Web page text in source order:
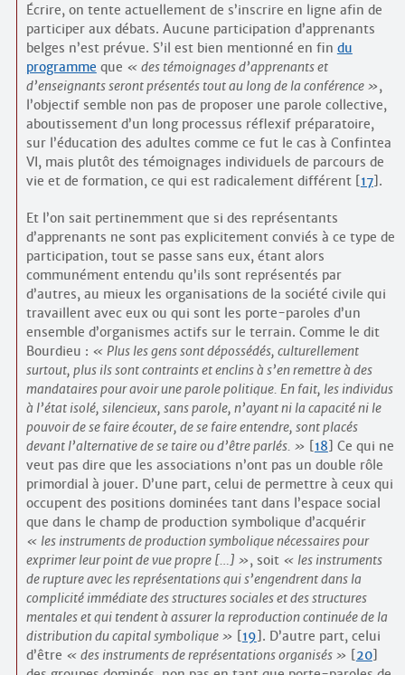
Écrire, on tente actuellement de s’inscrire en ligne afin de
participer aux débats. Aucune participation d’apprenants
belges n’est prévue. S’il est bien mentionné en fin du
programme que
des témoignages d’apprenants et
d’enseignants seront présentés tout au long de la conférence
,
l’objectif semble non pas de proposer une parole collective,
aboutissement d’un long processus réflexif préparatoire,
sur l’éducation des adultes comme ce fut le cas à Confintea
VI, mais plutôt des témoignages individuels de parcours de
vie et de formation, ce qui est radicalement différent[17].
Et l’on sait pertinemment que si des représentants
d’apprenants ne sont pas explicitement conviés à ce type de
participation, tout se passe sans eux, étant alors
communément entendu qu’ils sont représentés par
d’autres, au mieux les organisations de la société civile qui
travaillent avec eux ou qui sont les porte-paroles d’un
ensemble d’organismes actifs sur le terrain. Comme le dit
Bourdieu :
Plus les gens sont dépossédés, culturellement
surtout, plus ils sont contraints et enclins à s’en remettre à des
mandataires pour avoir une parole politique. En fait, les individus
à l’état isolé, silencieux, sans parole, n’ayant ni la capacité ni le
pouvoir de se faire écouter, de se faire entendre, sont placés
devant l’alternative de se taire ou d’être parlés.
[18] Ce qui ne
veut pas dire que les associations n’ont pas un double rôle
primordial à jouer. D’une part, celui de permettre à ceux qui
occupent des positions dominées tant dans l’espace social
que dans le champ de production symbolique d’acquérir
les instruments de production symbolique nécessaires pour
exprimer leur point de vue propre […]
, soit
les instruments
de rupture avec les représentations qui s’engendrent dans la
complicité immédiate des structures sociales et des structures
mentales et qui tendent à assurer la reproduction continuée de la
distribution du capital symbolique
[19]. D’autre part, celui
d’être
des instruments de représentations organisés [20]